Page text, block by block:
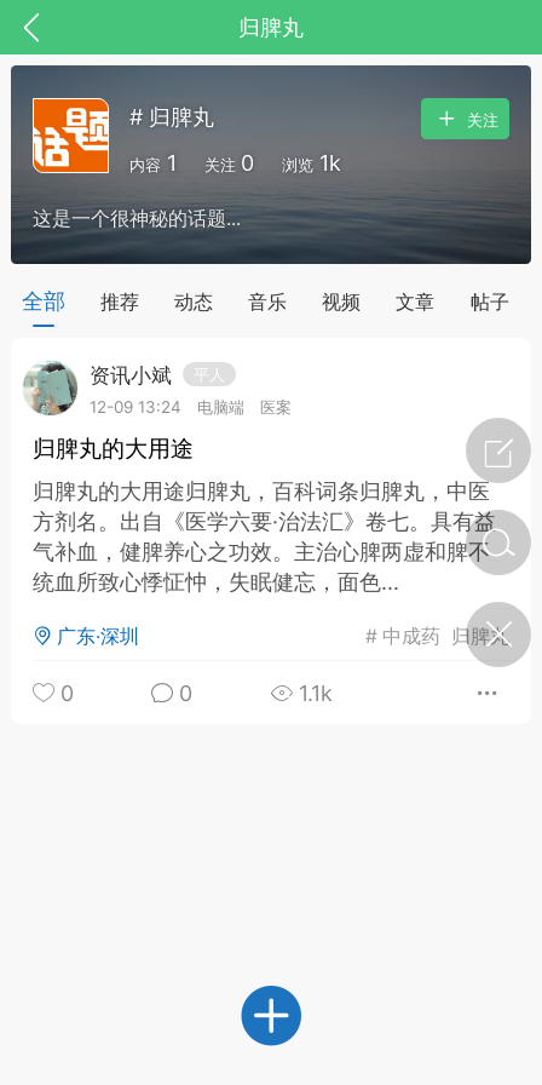
归脾丸
医人：家门口的中医人！
节气气象
节返乡期间“闪
谷气行、营卫通：内经视角
下的脾胃调养要义
# 归脾丸
内容 1 关注 0 浏览 1k
关注
这是一个很神秘的话题...
全部 推荐 动态 音乐 视频 文章 帖子
资讯小斌
平人
12-09 13:24
电脑端 医案
​归脾丸的大用途
归脾丸的大用途归脾丸，百科词条归脾丸，中医
方剂名。出自《医学六要·治法汇》卷七。具有益
气补血，健脾养心之功效。主治心脾两虚和脾不
统血所致心悸怔忡，失眠健忘，面色...
广东·深圳 # 中成药 归脾丸
0 0 1.1k